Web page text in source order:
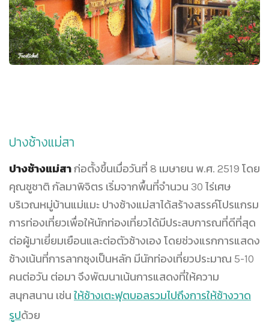
ปางช้างแม่สา
ปางช้างแม่สาก่อตั้งขึ้นเมื่อวันที่ 8 เมษายน พ.ศ. 2519 โดย
คุณชูชาติ กัลมาพิจิตร เริ่มจากพื้นที่จำนวน 30 ไร่เศษ
บริเวณหมู่บ้านแม่แมะ ปางช้างแม่สาได้สร้างสรรค์โปรแกรม
การท่องเที่ยวเพื่อให้นักท่องเที่ยวได้มีประสบการณที่ดีที่สุด
ต่อผู้มาเยี่ยมเยือนและต่อตัวช้างเอง โดยช่วงแรกการแสดง
ช้างเน้นที่การลากซุงเป็นหลัก มีนักท่องเที่ยวประมาณ 5-10
คนต่อวัน ต่อมา จึงพัฒนาเน้นการแสดงที่ให้ความ
สนุกสนาน เช่น ให้ช้างเตะฟุตบอลรวมไปถึงการให้ช้างวาด
รูปด้วย